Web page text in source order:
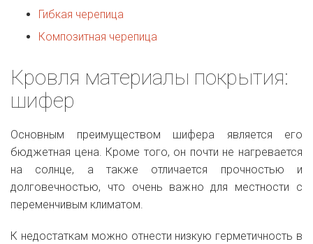
Гибкая черепица
Композитная черепица
Кровля материалы покрытия:
шифер
Основным преимуществом шифера является его
бюджетная цена. Кроме того, он почти не нагревается
на солнце, а также отличается прочностью и
долговечностью, что очень важно для местности с
переменчивым климатом.
К недостаткам можно отнести низкую герметичность в